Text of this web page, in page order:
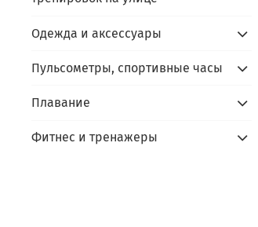
Одежда и аксессуары
Пульсометры, спортивные часы
Плавание
Фитнес и тренажеры